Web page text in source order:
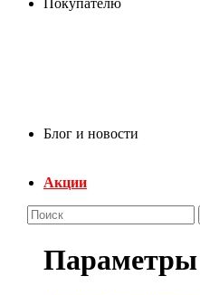
Покупателю
Блог и новости
Акции
Параметры